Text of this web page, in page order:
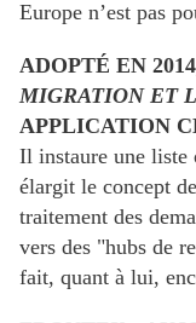
Europe n’est pas
ADOPTÉ EN
MIGRATION ET
APPLICATION
Il instaure une liste
élargit le concept
traitement des
vers des "hubs de
fait, quant à lui,